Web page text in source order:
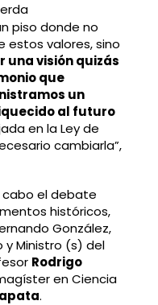
piso donde no
estos valores, sino
una visión quizás
que
un
al futuro
en la Ley de
cambiarla”,
cabo el debate
históricos,
González,
Ministro (s) del
Rodrigo
en Ciencia
.